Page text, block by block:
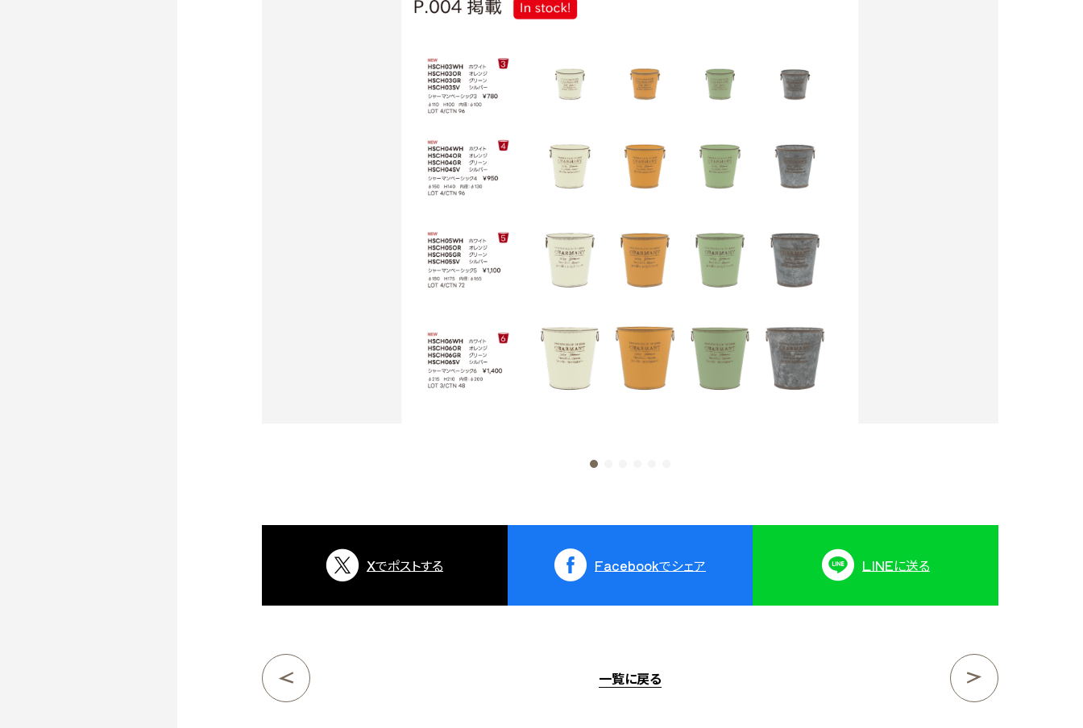
Xでポストする Facebookでシェア LINEに送る
一覧に戻る